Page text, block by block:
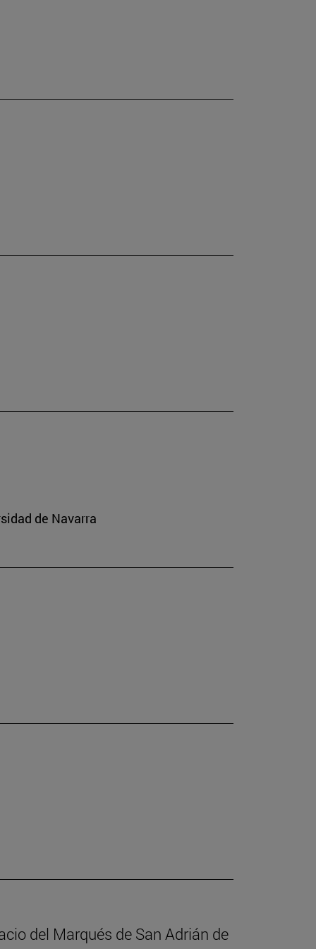
de Navarra
del Marqués de San Adrián de